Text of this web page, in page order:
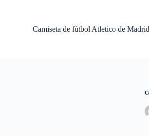
Camiseta de fútbol Atletico de